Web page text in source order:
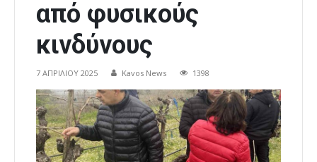
από φυσικούς
κινδύνους
7 ΑΠΡΙΛΊΟΥ 2025 Kavos News 1398